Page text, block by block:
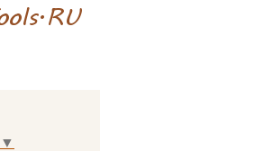
▼